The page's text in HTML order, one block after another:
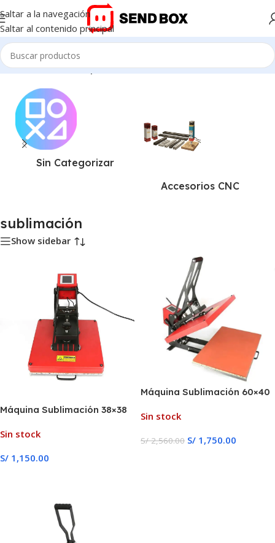
Saltar a la navegación
Saltar al contenido principal
Inicio/Productos etiquetados “sublimación”
Sin Categorizar
Accesorios CNC
sublimación
Show sidebar
Máquina Sublimación 38×38
Sin stock
S/ 1,150.00
Máquina Sublimación 60×40
Sin stock
S/2,560.00 S/ 1,750.00